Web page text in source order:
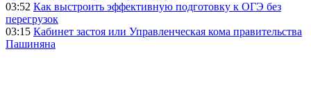
03:52 Как выстроить эффективную подготовку к ОГЭ без
перегрузок
03:15 Кабинет застоя или Управленческая кома правительства
Пашиняна